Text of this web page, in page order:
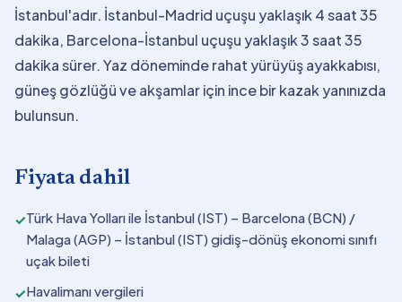
İstanbul'adır. İstanbul-Madrid uçuşu yaklaşık 4 saat 35
dakika, Barcelona-İstanbul uçuşu yaklaşık 3 saat 35
dakika sürer. Yaz döneminde rahat yürüyüş ayakkabısı,
güneş gözlüğü ve akşamlar için ince bir kazak yanınızda
bulunsun.
Fiyata dahil
✓Türk Hava Yolları ile İstanbul (IST) – Barcelona (BCN) /
Malaga (AGP) – İstanbul (IST) gidiş-dönüş ekonomi sınıfı
uçak bileti
✓Havalimanı vergileri